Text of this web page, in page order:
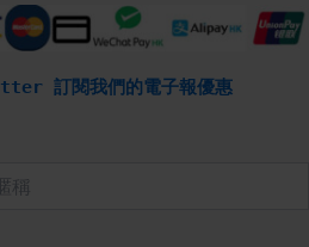
訂閱我們的電子報優惠